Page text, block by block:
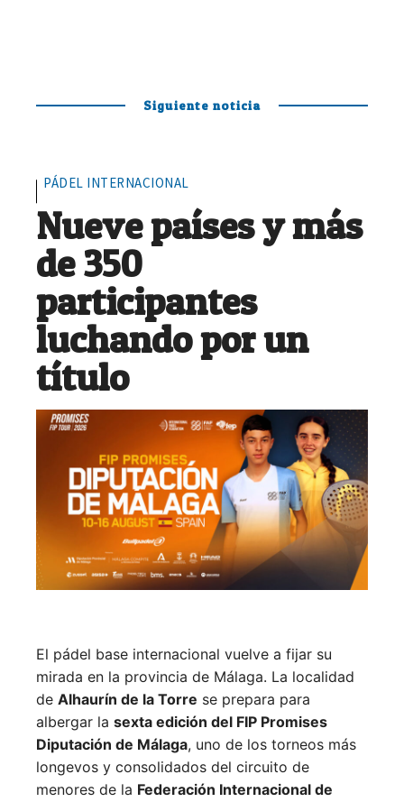
Siguiente noticia
PÁDEL INTERNACIONAL
Nueve países y más
de 350
participantes
luchando por un
título
El pádel base internacional vuelve a fijar su
mirada en la provincia de Málaga. La localidad
de Alhaurín de la Torre se prepara para
albergar la sexta edición del FIP Promises
Diputación de Málaga, uno de los torneos más
longevos y consolidados del circuito de
menores de la Federación Internacional de